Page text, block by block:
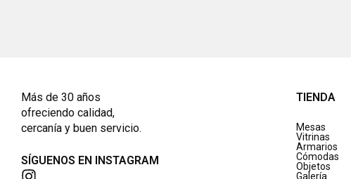
Más de 30 años
ofreciendo calidad,
cercanía y buen servicio.
SÍGUENOS EN INSTAGRAM
TIENDA
Mesas
Vitrinas
Armarios
Cómodas
Objetos
Galería